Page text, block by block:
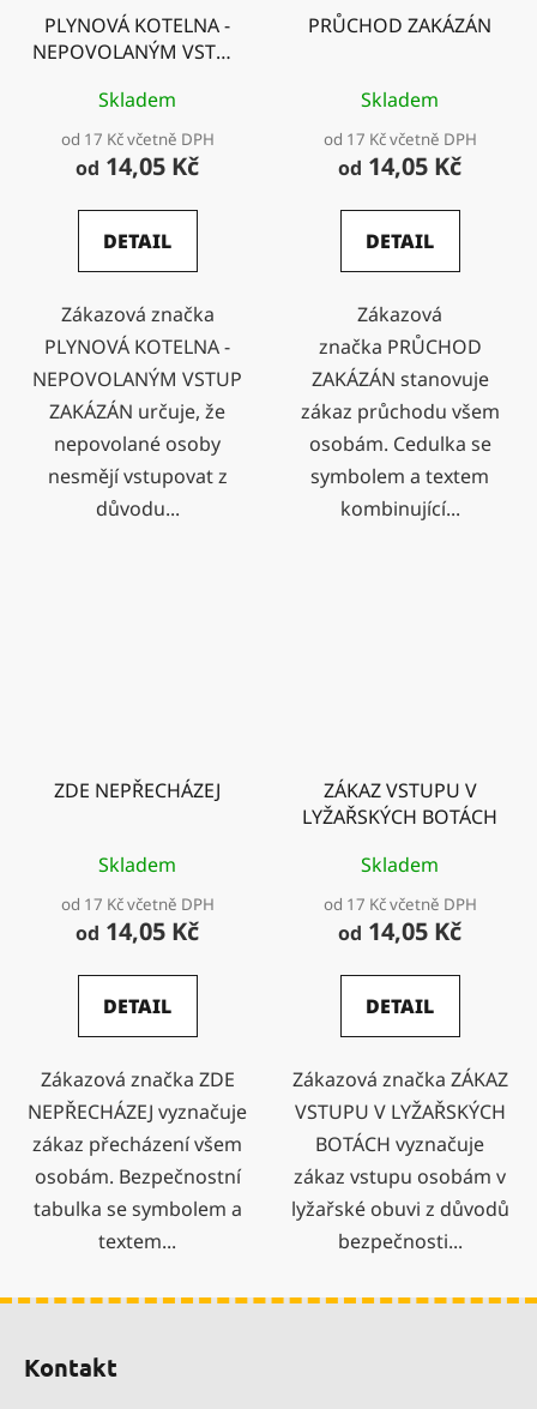
PLYNOVÁ KOTELNA -
NEPOVOLANÝM VSTUP
Skladem
od 17 Kč včetně DPH
od 14,05 Kč
DETAIL
Zákazová značka
PLYNOVÁ KOTELNA -
NEPOVOLANÝM VSTUP
ZAKÁZÁN určuje, že
nepovolané osoby
nesmějí vstupovat z
důvodu...
PRŮCHOD ZAKÁZÁN
Skladem
od 17 Kč včetně DPH
od 14,05 Kč
DETAIL
Zákazová
značka PRŮCHOD
ZAKÁZÁN stanovuje
zákaz průchodu všem
osobám. Cedulka se
symbolem a textem
kombinující...
ZDE NEPŘECHÁZEJ
Skladem
od 17 Kč včetně DPH
od 14,05 Kč
DETAIL
Zákazová značka ZDE
NEPŘECHÁZEJ vyznačuje
zákaz přecházení všem
osobám. Bezpečnostní
tabulka se symbolem a
textem...
ZÁKAZ VSTUPU V
LYŽAŘSKÝCH BOTÁCH
Skladem
od 17 Kč včetně DPH
od 14,05 Kč
DETAIL
Zákazová značka ZÁKAZ
VSTUPU V LYŽAŘSKÝCH
BOTÁCH vyznačuje
zákaz vstupu osobám v
lyžařské obuvi z důvodů
bezpečnosti...
Kontakt